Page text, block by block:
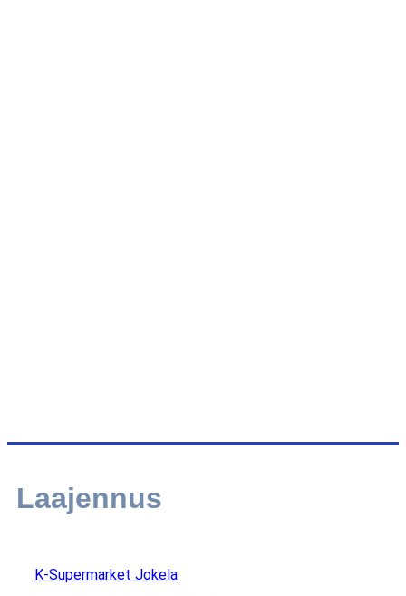
Laajennus
K-Supermarket Jokela